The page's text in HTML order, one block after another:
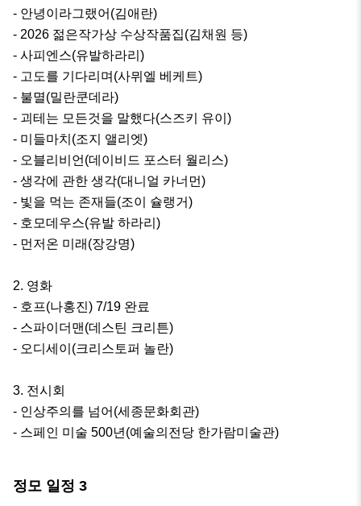
- 안녕이라그랬어(김애란)
- 2026 젊은작가상 수상작품집(김채원 등)
- 사피엔스(유발하라리)
- 고도를 기다리며(사뮈엘 베케트)
- 불멸(밀란쿤데라)
- 괴테는 모든것을 말했다(스즈키 유이)
- 미들마치(조지 앨리엣)
- 오블리비언(데이비드 포스터 월리스)
- 생각에 관한 생각(대니얼 카너먼)
- 빛을 먹는 존재들(조이 슐랭거)
- 호모데우스(유발 하라리)
- 먼저온 미래(장강명)
2. 영화
- 호프(나홍진) 7/19 완료
- 스파이더맨(데스틴 크리튼)
- 오디세이(크리스토퍼 놀란)
3. 전시회
- 인상주의를 넘어(세종문화회관)
- 스페인 미술 500년(예술의전당 한가람미술관)
정모 일정 3